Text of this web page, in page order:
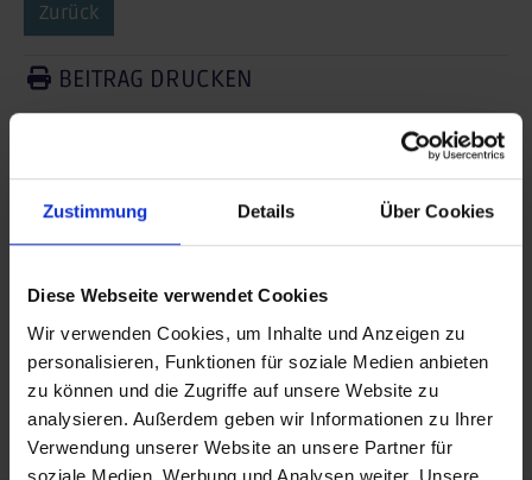
Zustimmung Details Über Cookies
Diese Webseite verwendet Cookies
Wir verwenden Cookies, um Inhalte und Anzeigen zu
personalisieren, Funktionen für soziale Medien anbieten
zu können und die Zugriffe auf unsere Website zu
analysieren. Außerdem geben wir Informationen zu Ihrer
Verwendung unserer Website an unsere Partner für
soziale Medien, Werbung und Analysen weiter. Unsere
Zurück
BEITRAG DRUCKEN
posten
teilen
mail
RSS FEED